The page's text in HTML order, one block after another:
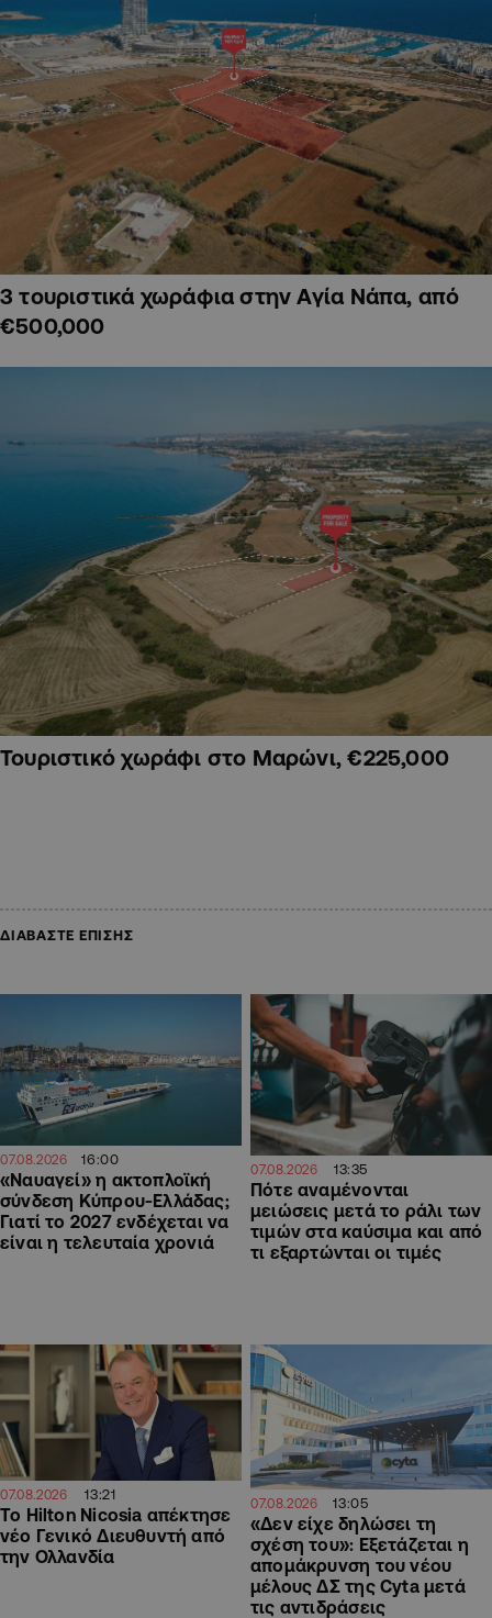
3 τουριστικά χωράφια στην Αγία Νάπα, από
€500,000
Τουριστικό χωράφι στο Μαρώνι, €225,000
ΔΙΑΒΑΣΤΕ ΕΠΙΣΗΣ
07.08.2026 16:00
«Ναυαγεί» η ακτοπλοϊκή
σύνδεση Κύπρου-Ελλάδας;
Γιατί το 2027 ενδέχεται να
είναι η τελευταία χρονιά
07.08.2026 13:35
Πότε αναμένονται
μειώσεις μετά το ράλι των
τιμών στα καύσιμα και από
τι εξαρτώνται οι τιμές
07.08.2026 13:21
Το Hilton Nicosia απέκτησε
νέο Γενικό Διευθυντή από
την Ολλανδία
07.08.2026 13:05
«Δεν είχε δηλώσει τη
σχέση του»: Εξετάζεται η
απομάκρυνση του νέου
μέλους ΔΣ της Cyta μετά
τις αντιδράσεις